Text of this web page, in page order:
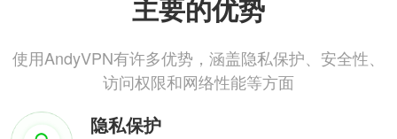
主要的优势
使用AndyVPN有许多优势，涵盖隐私保护、安全性、
访问权限和网络性能等方面
隐私保护